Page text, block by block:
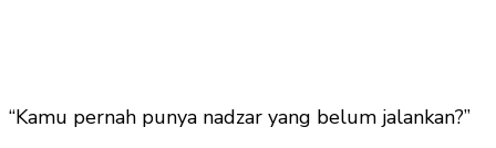
“Kamu pernah punya nadzar yang belum jalankan?”